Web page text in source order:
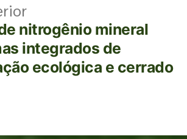
nitrogênio mineral
integrados de
ecológica e cerrado